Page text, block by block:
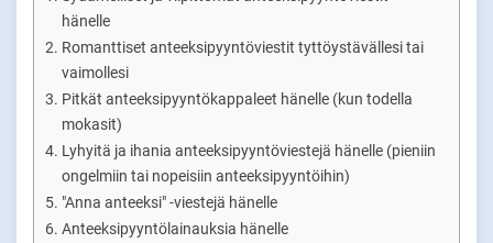
hänelle
Romanttiset anteeksipyyntöviestit tyttöystävällesi tai
vaimollesi
Pitkät anteeksipyyntökappaleet hänelle (kun todella
mokasit)
Lyhyitä ja ihania anteeksipyyntöviestejä hänelle (pieniin
ongelmiin tai nopeisiin anteeksipyyntöihin)
"Anna anteeksi" -viestejä hänelle
Anteeksipyyntölainauksia hänelle